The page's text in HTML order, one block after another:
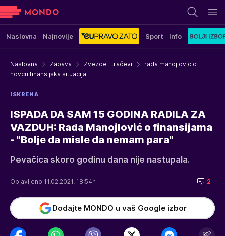
Naslovna Najnovije Sport Info
Naslovna Zabava Zvezde i tračevi
rada manojlovic o
novcu finansijska situacija
ISKRENA
ISPADA DA SAM 15 GODINA RADILA ZA
VAZDUH: Rada Manojlović o finansijama
- "Bolje da misle da nemam para"
Pevačica skoro godinu dana nije nastupala.
Objavljeno 11.02.2021. 18:54h 2
Dodajte MONDO u vaš Google izbor